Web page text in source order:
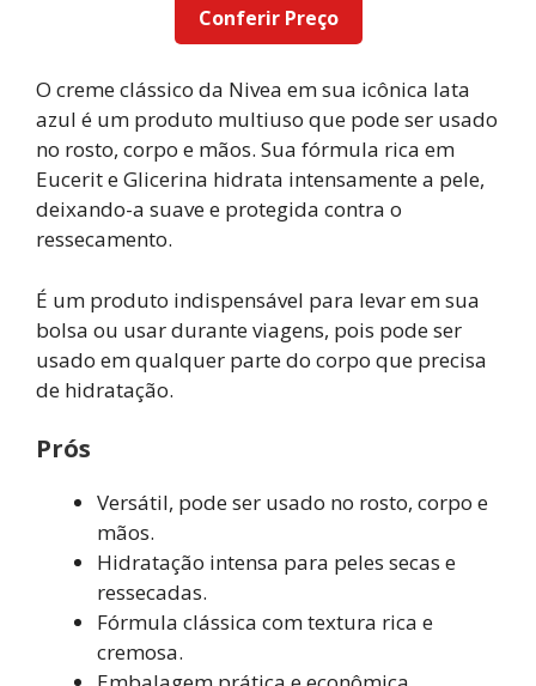
Conferir Preço
O creme clássico da Nivea em sua icônica lata
azul é um produto multiuso que pode ser usado
no rosto, corpo e mãos. Sua fórmula rica em
Eucerit e Glicerina hidrata intensamente a pele,
deixando-a suave e protegida contra o
ressecamento.
É um produto indispensável para levar em sua
bolsa ou usar durante viagens, pois pode ser
usado em qualquer parte do corpo que precisa
de hidratação.
Prós
Versátil, pode ser usado no rosto, corpo e
mãos.
Hidratação intensa para peles secas e
ressecadas.
Fórmula clássica com textura rica e
cremosa.